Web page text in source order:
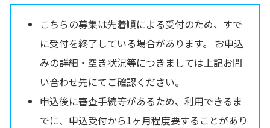
こちらの募集は先着順による受付のため、すで
に受付を終了している場合があります。 お申込
みの詳細・空き状況等につきましては上記お問
い合わせ先にてご確認ください。
申込後に審査手続等があるため、利用できるま
でに、申込受付から1ヶ月程度要することがあり